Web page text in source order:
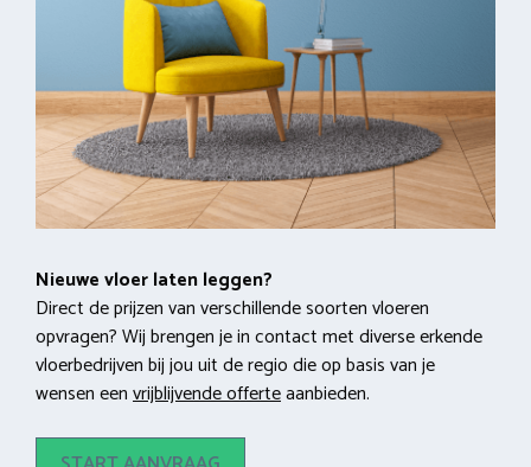
Nieuwe vloer laten leggen?
Direct de prijzen van verschillende soorten vloeren
opvragen? Wij brengen je in contact met diverse erkende
vloerbedrijven bij jou uit de regio die op basis van je
wensen eenvrijblijvende offerteaanbieden.